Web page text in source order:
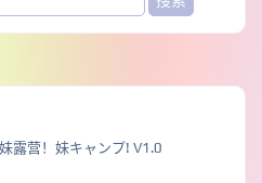
露营！妹キャンプ! V1.0